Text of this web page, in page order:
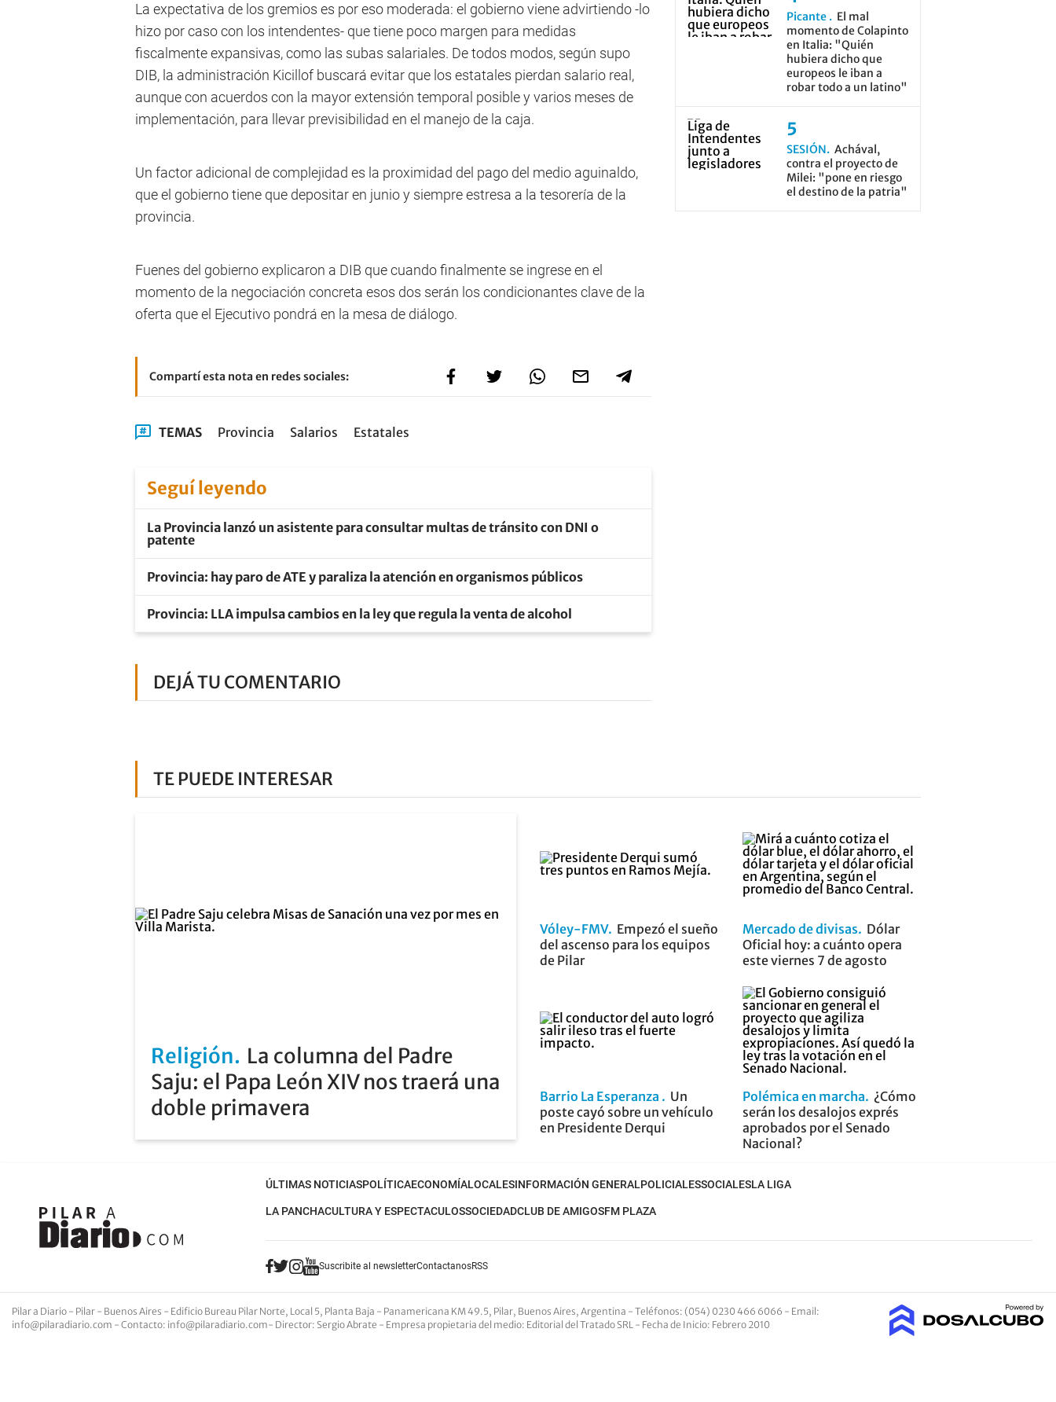
La expectativa de los gremios es por eso moderada: el gobierno viene advirtiendo -lo
hizo por caso con los intendentes- que tiene poco margen para medidas
fiscalmente expansivas, como las subas salariales. De todos modos, según supo
DIB, la administración Kicillof buscará evitar que los estatales pierdan salario real,
aunque con acuerdos con la mayor extensión temporal posible y varios meses de
implementación, para llevar previsibilidad en el manejo de la caja.
Un factor adicional de complejidad es la proximidad del pago del medio aguinaldo,
que el gobierno tiene que depositar en junio y siempre estresa a la tesorería de la
provincia.
Fuenes del gobierno explicaron a DIB que cuando finalmente se ingrese en el
momento de la negociación concreta esos dos serán los condicionantes clave de la
oferta que el Ejecutivo pondrá en la mesa de diálogo.
Compartí esta nota en redes sociales:
TEMAS Provincia Salarios Estatales
Seguí leyendo
La Provincia lanzó un asistente para consultar multas de tránsito con DNI o
patente
Provincia: hay paro de ATE y paraliza la atención en organismos públicos
Provincia: LLA impulsa cambios en la ley que regula la venta de alcohol
DEJÁ TU COMENTARIO
Picante
El mal
momento de Colapinto
en Italia: "Quién
hubiera dicho que
europeos le iban a
robar todo a un latino"
SESIÓN
Achával,
contra el proyecto de
Milei: "pone en riesgo
el destino de la patria"
TE PUEDE INTERESAR
Religión
La columna del Padre
Saju: el Papa León XIV nos traerá una
doble primavera
Vóley-FMV Empezó el sueño
del ascenso para los equipos
de Pilar
Mercado de divisas
Dólar
Oficial hoy: a cuánto opera
este viernes 7 de agosto
Barrio La Esperanza
Un
poste cayó sobre un vehículo
en Presidente Derqui
Polémica en marcha ¿Cómo
serán los desalojos exprés
aprobados por el Senado
Nacional?
ÚLTIMAS NOTICIASPOLÍTICAECONOMÍALOCALESINFORMACIÓN GENERALPOLICIALESSOCIALESLA LIGA
LA PANCHACULTURA Y ESPECTACULOSSOCIEDADCLUB DE AMIGOSFM PLAZA
Suscribite al newsletterContactanosRSS
Pilar a Diario - Pilar - Buenos Aires - Edificio Bureau Pilar Norte, Local 5, Planta Baja - Panamericana KM 49.5, Pilar, Buenos Aires, Argentina - Teléfonos: (054) 0230 466 6066 - Email:
info@pilaradiario.com - Contacto: info@pilaradiario.com- Director: Sergio Abrate - Empresa propietaria del medio: Editorial del Tratado SRL - Fecha de Inicio: Febrero 2010